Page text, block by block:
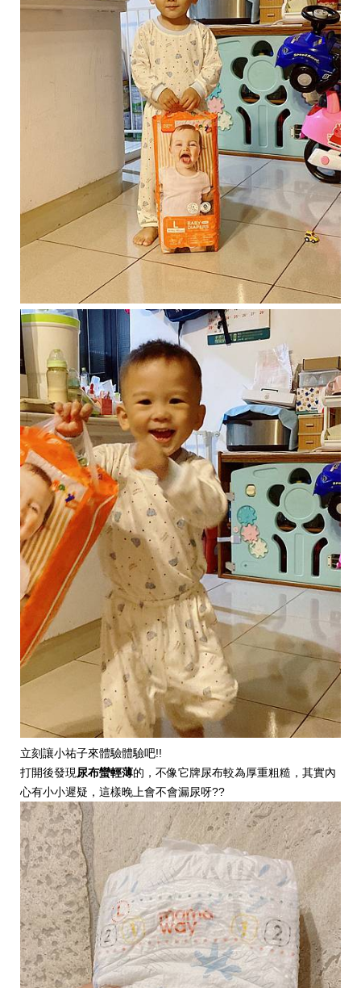
立刻讓小祐子來體驗體驗吧!!
打開後發現 尿布蠻輕薄的，不像它牌尿布較為厚重粗糙，其實內
心有小小遲疑，這樣晚上會不會漏尿呀??